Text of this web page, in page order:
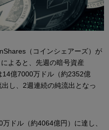
（コインシェアーズ）が
によると、先週の暗号資産
14億7000万ドル（約2352億
し、2週連続の純流出となっ
ドル（約4064億円）に達し、